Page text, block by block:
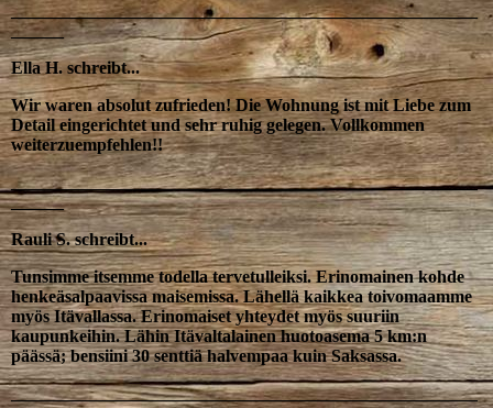
_____________________________________________________
______
Ella H. schreibt...
Wir waren absolut zufrieden! Die Wohnung ist mit Liebe zum
Detail eingerichtet und sehr ruhig gelegen. Vollkommen
weiterzuempfehlen!!
_____________________________________________________
______
Rauli S. schreibt...
Tunsimme itsemme todella tervetulleiksi. Erinomainen kohde
henkeäsalpaavissa maisemissa. Lähellä kaikkea toivomaamme
myös Itävallassa. Erinomaiset yhteydet myös suuriin
kaupunkeihin. Lähin Itävaltalainen huotoasema 5 km:n
päässä; bensiini 30 senttiä halvempaa kuin Saksassa.
_____________________________________________________